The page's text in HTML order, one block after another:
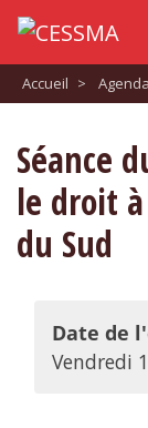
Accueil > Agenda
Séance
le droit
du Sud
Date de
Vendredi